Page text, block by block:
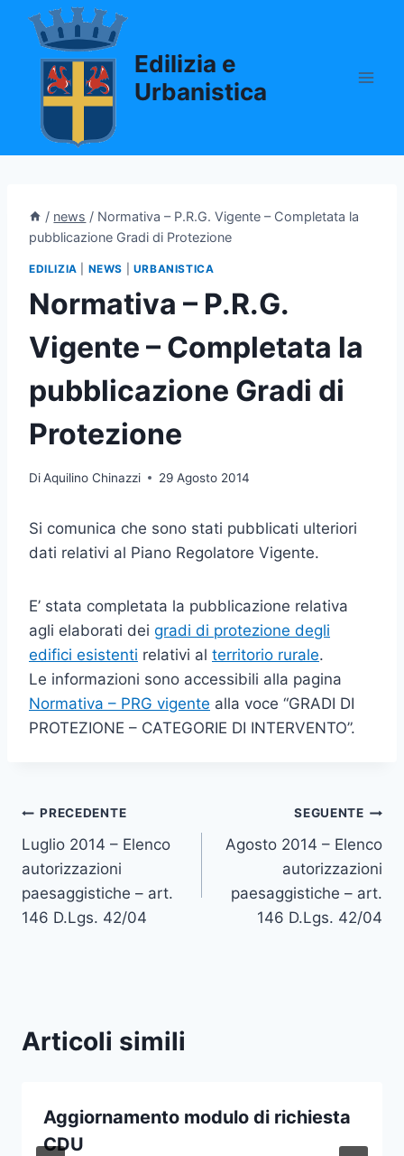
Salta
contenuto
Edilizia e
Urbanistica
/ news / Normativa – P.R.G. Vigente – Completata la
pubblicazione Gradi di Protezione
EDILIZIA NEWS URBANISTICA
Normativa – P.R.G.
Vigente – Completata la
pubblicazione Gradi di
Protezione
DiAquilino Chinazzi 29 Agosto 2014
Si comunica che sono stati pubblicati ulteriori
dati relativi al Piano Regolatore Vigente.
E’ stata completata la pubblicazione relativa
agli elaborati dei gradi di protezione degli
edifici esistenti relativi al territorio rurale.
Le informazioni sono accessibili alla pagina
Normativa – PRG vigente alla voce “GRADI DI
PROTEZIONE – CATEGORIE DI INTERVENTO”.
Navigazione
articoli
PRECEDENTE
Luglio 2014 – Elenco
autorizzazioni
paesaggistiche – art.
146 D.Lgs. 42/04
SEGUENTE
Agosto 2014 – Elenco
autorizzazioni
paesaggistiche – art.
146 D.Lgs. 42/04
Articoli simili
Aggiornamento modulo di richiesta
CDU